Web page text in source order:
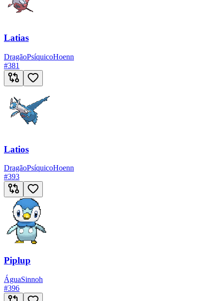
Latias
DragãoPsíquicoHoenn
#381
Latios
DragãoPsíquicoHoenn
#393
Piplup
ÁguaSinnoh
#396